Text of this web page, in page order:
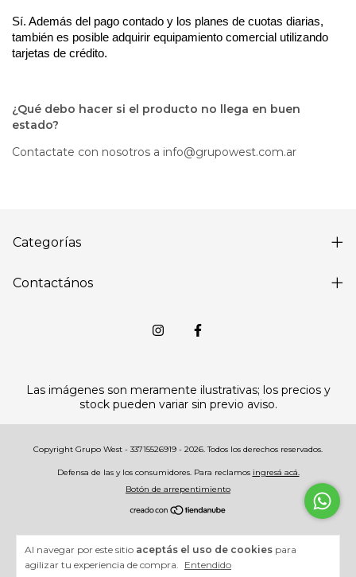
Al navegar por este sitio aceptás el uso de cookies para
agilizar tu experiencia de compra. Entendido
Sí. Además del pago contado y los planes de cuotas diarias,
también es posible adquirir equipamiento comercial utilizando
tarjetas de crédito.
¿Qué debo hacer si el producto no llega en buen
estado?
Contactate con nosotros a info@grupowest.com.ar
Categorías
Contactános
Las imágenes son meramente ilustrativas; los precios y
stock pueden variar sin previo aviso.
Copyright Grupo West - 33715526919 - 2026. Todos los derechos reservados.
Defensa de las y los consumidores. Para reclamos ingresá acá.
Botón de arrepentimiento